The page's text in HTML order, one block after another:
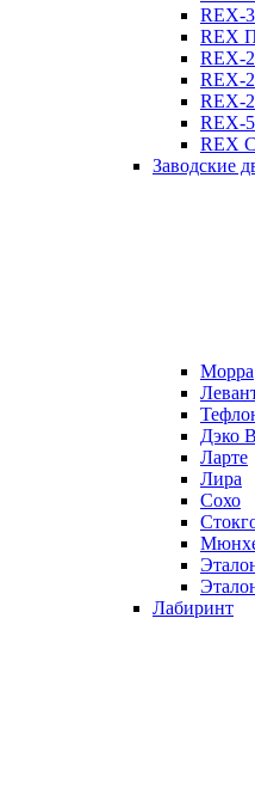
REX-3
REX
REX-
REX-
REX-
REX-
REX
Заводские
Морра
Дэко
Ларте
Лира
Сохо
Лабиринт